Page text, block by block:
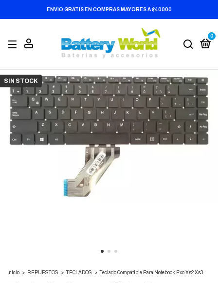
ENVIO GRATIS EN COMPRAS MAYORES A $40000
0
SIN STOCK
Inicio > REPUESTOS > TECLADOS > Teclado Compatible Para Notebook Exo Xs2 Xs3